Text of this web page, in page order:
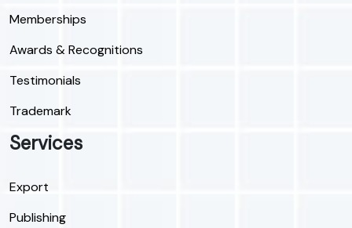
Memberships
Awards & Recognitions
Testimonials
Trademark
Services
Export
Publishing